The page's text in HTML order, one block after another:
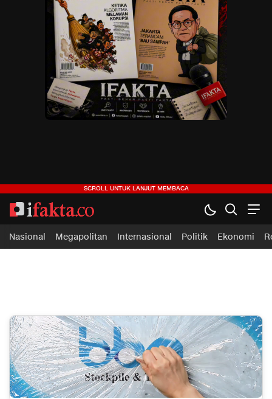
ifakta.co
#pastibenar
Nasional Megapolitan Internasional Politik Ekonomi